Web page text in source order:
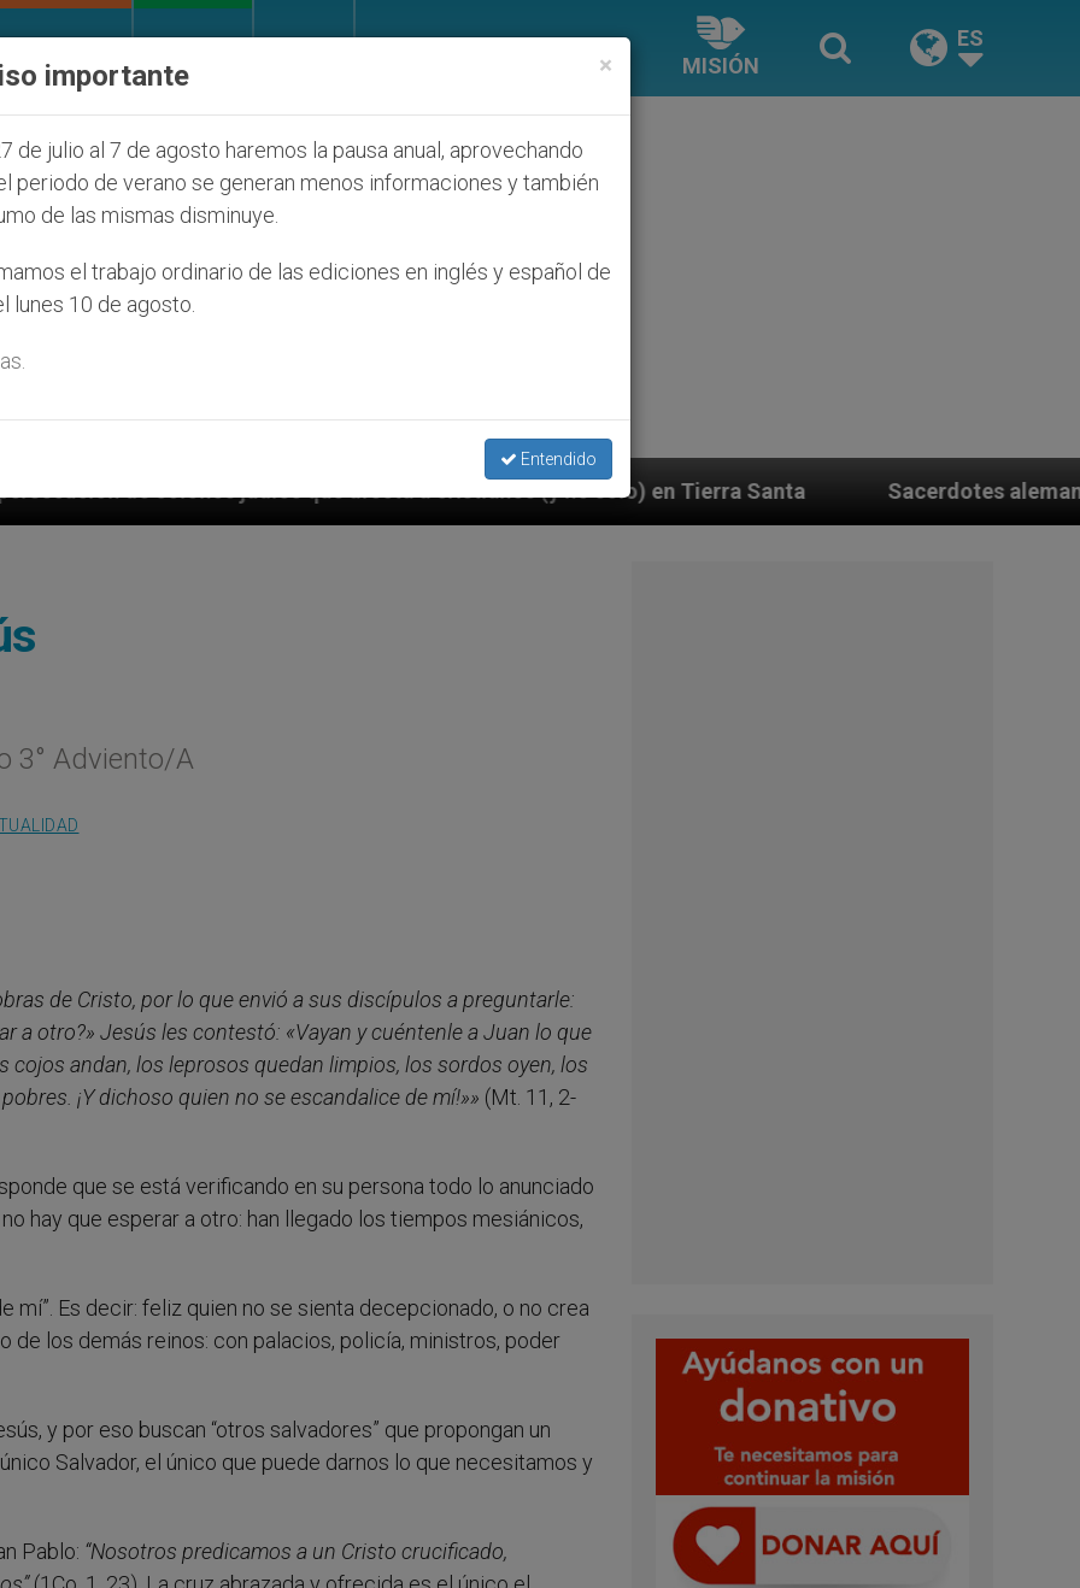
MISIÓN
ES
judíos que afecta a cristianos (y no sólo) en Tierra Santa Sacerdotes alemanes fieles al Papa
3° Adviento/A
de Cristo, por lo que envió a sus discípulos a preguntarle:
a otro?» Jesús les contestó: «Vayan y cuéntenle a Juan lo que
cojos andan, los leprosos quedan limpios, los sordos oyen, los
¡Y dichoso quien no se escandalice de mí!»» (Mt. 11, 2-
que se está verificando en su persona todo lo anunciado
hay que esperar a otro: han llegado los tiempos mesiánicos,
mí”. Es decir: feliz quien no se sienta decepcionado, o no crea
de los demás reinos: con palacios, policía, ministros, poder
y por eso buscan “otros salvadores” que propongan un
Salvador, el único que puede darnos lo que necesitamos y
Pablo: “Nosotros predicamos a un Cristo crucificado,
×
importante
de julio al 7 de agosto haremos la pausa anual, aprovechando
periodo de verano se generan menos informaciones y también
de las mismas disminuye.
el trabajo ordinario de las ediciones en inglés y español de
lunes 10 de agosto.
Entendido